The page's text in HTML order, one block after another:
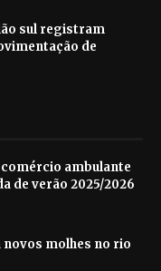
sul registram
de
ambulante
de verão 2025/2026
molhes no rio